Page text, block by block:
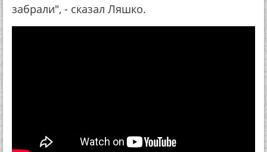
забрали", - сказал Ляшко.